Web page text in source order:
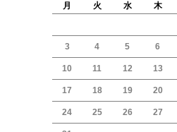
月
火 水 木
3 4 5 6
10 11 12 13
17 18 19 20
24 25 26 27